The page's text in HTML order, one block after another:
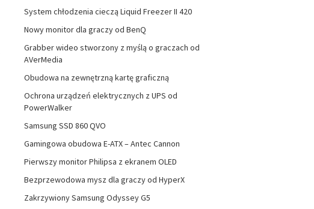
System chłodzenia cieczą Liquid Freezer II 420
Nowy monitor dla graczy od BenQ
Grabber wideo stworzony z myślą o graczach od
AVerMedia
Obudowa na zewnętrzną kartę graficzną
Ochrona urządzeń elektrycznych z UPS od
PowerWalker
Samsung SSD 860 QVO
Gamingowa obudowa E-ATX – Antec Cannon
Pierwszy monitor Philipsa z ekranem OLED
Bezprzewodowa mysz dla graczy od HyperX
Zakrzywiony Samsung Odyssey G5